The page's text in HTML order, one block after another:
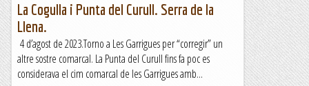
La Cogulla i Punta del Curull. Serra de la
Llena.
4 d’agost de 2023.Torno a Les Garrigues per “corregir” un
altre sostre comarcal. La Punta del Curull fins fa poc es
considerava el cim comarcal de les Garrigues amb...